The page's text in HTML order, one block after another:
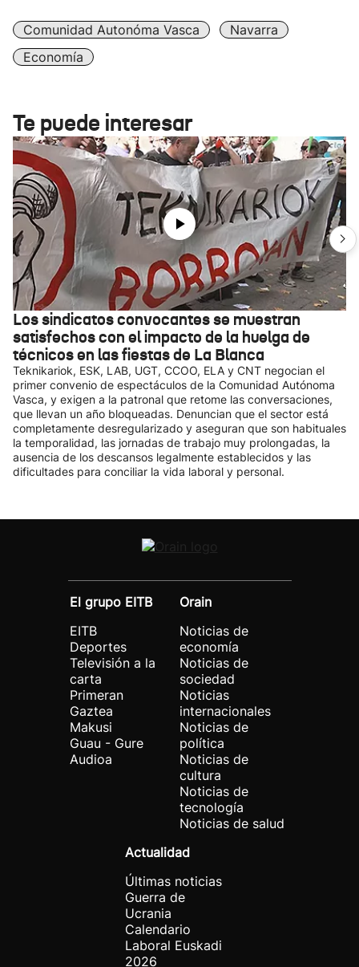
Comunidad Autonóma Vasca
Navarra
Economía
Te puede interesar
Los sindicatos convocantes se muestran
satisfechos con el impacto de la huelga de
técnicos en las fiestas de La Blanca
Teknikariok, ESK, LAB, UGT, CCOO, ELA y CNT negocian el
primer convenio de espectáculos de la Comunidad Autónoma
Vasca, y exigen a la patronal que retome las conversaciones,
que llevan un año bloqueadas. Denuncian que el sector está
completamente desregularizado y aseguran que son habituales
la temporalidad, las jornadas de trabajo muy prolongadas, la
ausencia de los descansos legalmente establecidos y las
dificultades para conciliar la vida laboral y personal.
El grupo EITB
EITB
Deportes
Televisión a la
carta
Primeran
Gaztea
Makusi
Guau - Gure
Audioa
Orain
Noticias de
economía
Noticias de
sociedad
Noticias
internacionales
Noticias de
política
Noticias de
cultura
Noticias de
tecnología
Noticias de salud
Actualidad
Últimas noticias
Guerra de
Ucrania
Calendario
Laboral Euskadi
2026